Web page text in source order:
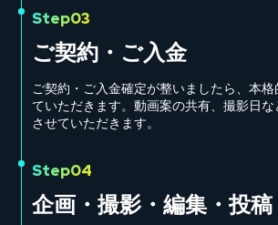
Step03
ご契約・ご入金
ご契約・ご入金確定が整いましたら、本
ていただきます。動画案の共有、撮影日
させていただきます。
Step04
企画・撮影・編集・投稿